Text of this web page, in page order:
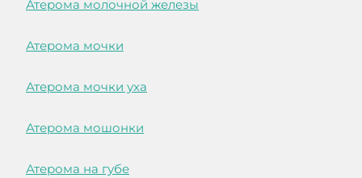
Атерома молочной железы
Атерома мочки
Атерома мочки уха
Атерома мошонки
Атерома на губе